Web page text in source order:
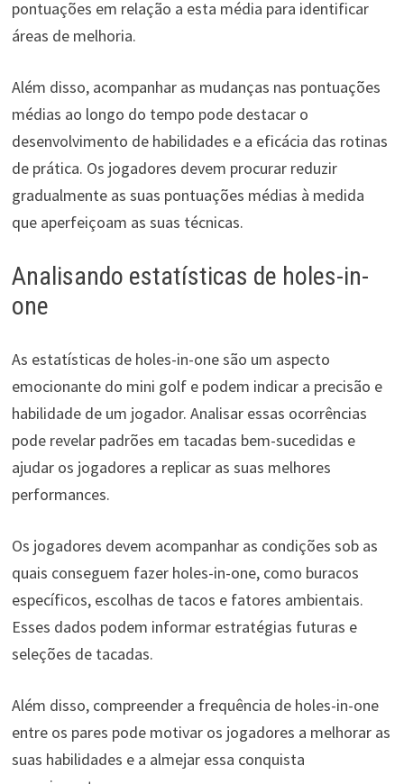
pontuações em relação a esta média para identificar
áreas de melhoria.
Além disso, acompanhar as mudanças nas pontuações
médias ao longo do tempo pode destacar o
desenvolvimento de habilidades e a eficácia das rotinas
de prática. Os jogadores devem procurar reduzir
gradualmente as suas pontuações médias à medida
que aperfeiçoam as suas técnicas.
Analisando estatísticas de holes-in-
one
As estatísticas de holes-in-one são um aspecto
emocionante do mini golf e podem indicar a precisão e
habilidade de um jogador. Analisar essas ocorrências
pode revelar padrões em tacadas bem-sucedidas e
ajudar os jogadores a replicar as suas melhores
performances.
Os jogadores devem acompanhar as condições sob as
quais conseguem fazer holes-in-one, como buracos
específicos, escolhas de tacos e fatores ambientais.
Esses dados podem informar estratégias futuras e
seleções de tacadas.
Além disso, compreender a frequência de holes-in-one
entre os pares pode motivar os jogadores a melhorar as
suas habilidades e a almejar essa conquista